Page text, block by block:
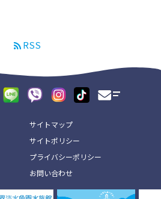
RSS
サイトマップ
サイトポリシー
プライバシーポリシー
お問い合わせ